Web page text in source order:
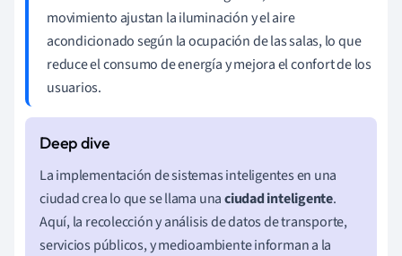
movimiento ajustan la iluminación y el aire
acondicionado según la ocupación de las salas, lo que
reduce el consumo de energía y mejora el confort de los
usuarios.
La implementación de sistemas inteligentes en una
ciudad crea lo que se llama unaciudad inteligente.
Aquí, la recolección y análisis de datos de transporte,
servicios públicos, y medioambiente informan a la